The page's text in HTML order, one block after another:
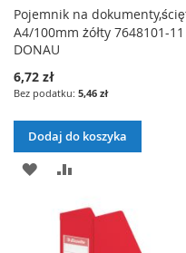
Pojemnik na
A4/100mm żółty 7648101-11
DONAU
6,72 zł
5,46 zł
Dodaj do koszyka
DODAJ
LISTY